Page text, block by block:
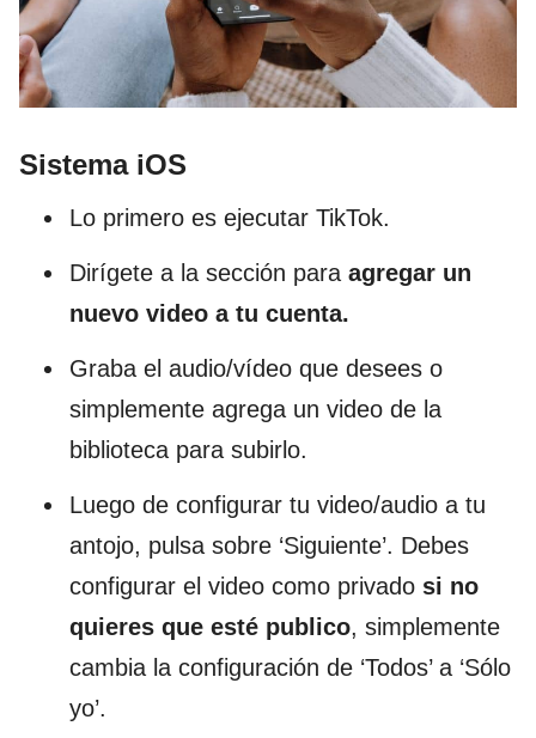
Sistema iOS
Lo primero es ejecutar TikTok.
Dirígete a la sección para agregar un
nuevo video a tu cuenta.
Graba el audio/vídeo que desees o
simplemente agrega un video de la
biblioteca para subirlo.
Luego de configurar tu video/audio a tu
antojo, pulsa sobre ‘Siguiente’. Debes
configurar el video como privado si no
quieres que esté publico, simplemente
cambia la configuración de ‘Todos’ a ‘Sólo
yo’.